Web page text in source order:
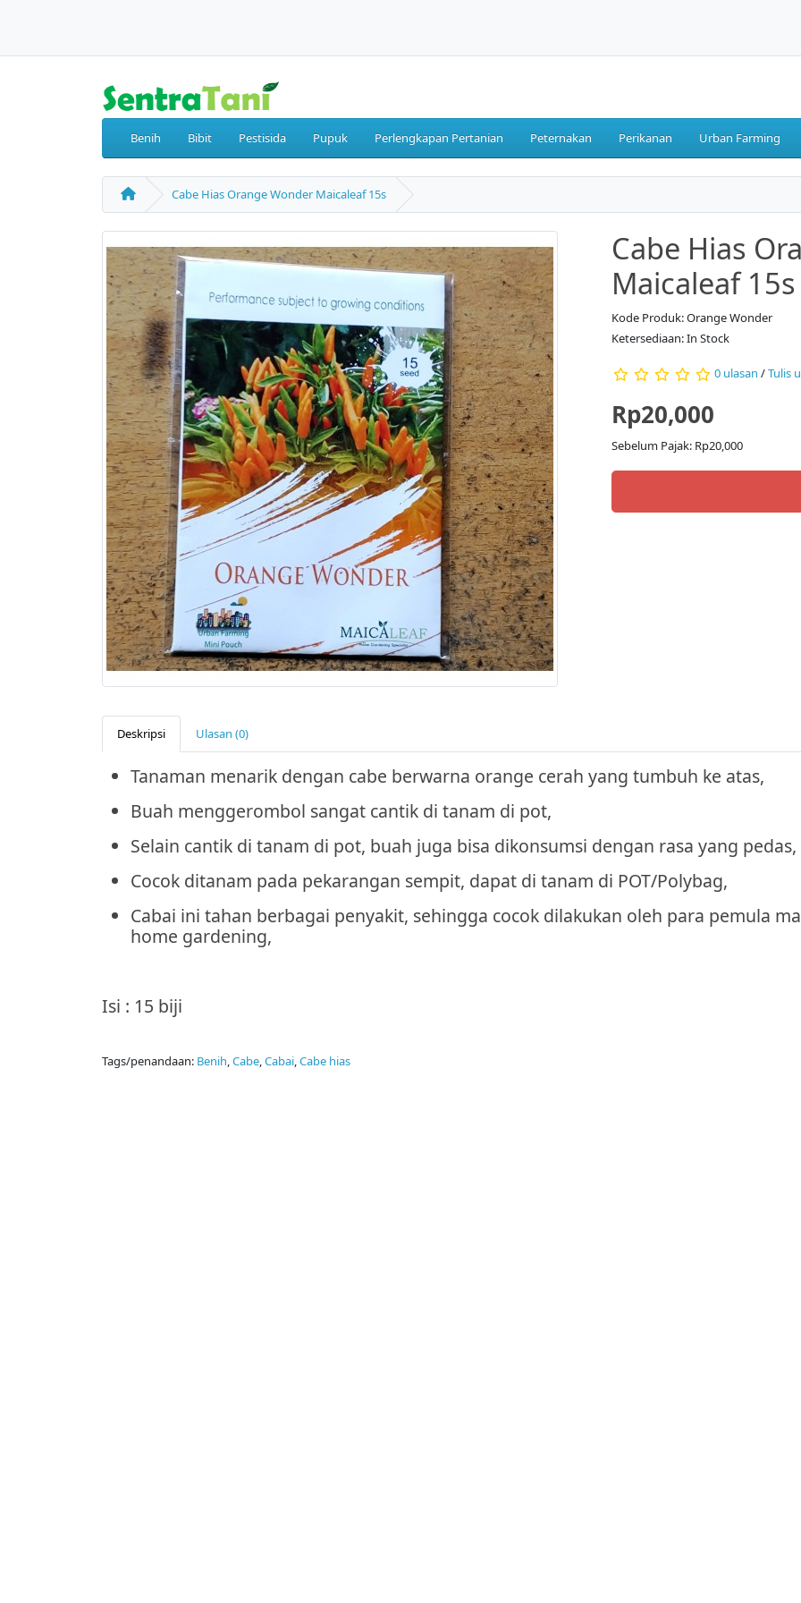
Benih Bibit Pestisida Pupuk Perlengkapan Pertanian Peternakan Perikanan Urban Farming
Cabe Hias Orange Wonder Maicaleaf 15s
Cabe Hias
Maicaleaf 15s
Kode Produk: Orange Wonder
Ketersediaan: In Stock
0 ulasan /Tulis
Rp20,000
Sebelum Pajak: Rp20,000
Deskripsi Ulasan (0)
Tanaman menarik dengan cabe berwarna orange cerah yang tumbuh ke atas,
Buah menggerombol sangat cantik di tanam di pot,
Selain cantik di tanam di pot, buah juga bisa dikonsumsi dengan rasa yang pedas,
Cocok ditanam pada pekarangan sempit, dapat di tanam di POT/Polybag,
Cabai ini tahan berbagai penyakit, sehingga cocok dilakukan oleh para pemula
home gardening,
Isi : 15 biji
Tags/penandaan: Benih,Cabe,Cabai,Cabe hias